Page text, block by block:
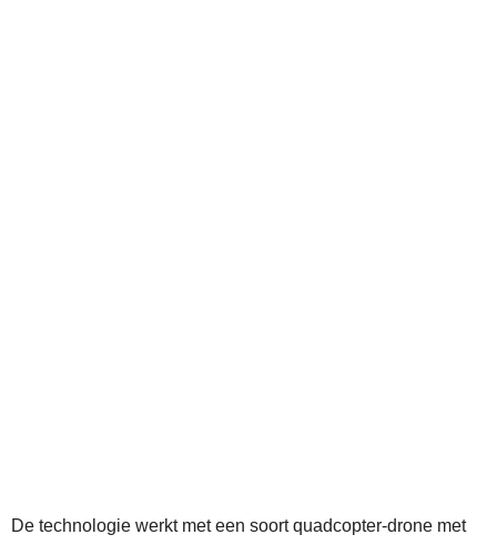
De technologie werkt met een soort quadcopter‑drone met